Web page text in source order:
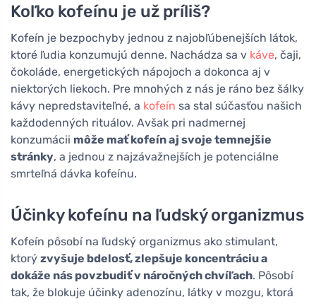
Koľko kofeínu je už príliš?
Kofeín je bezpochyby jednou z najobľúbenejších látok,
ktoré ľudia konzumujú denne. Nachádza sa v káve, čaji,
čokoláde, energetických nápojoch a dokonca aj v
niektorých liekoch. Pre mnohých z nás je ráno bez šálky
kávy nepredstaviteľné, a kofeín sa stal súčasťou našich
každodenných rituálov. Avšak pri nadmernej
konzumácii môže mať kofeín aj svoje temnejšie
stránky, a jednou z najzávažnejších je potenciálne
smrteľná dávka kofeínu.
Účinky kofeínu na ľudský organizmus
Kofeín pôsobí na ľudský organizmus ako stimulant,
ktorý zvyšuje bdelosť, zlepšuje koncentráciu a
dokáže nás povzbudiť v náročných chvíľach. Pôsobí
tak, že blokuje účinky adenozínu, látky v mozgu, ktorá